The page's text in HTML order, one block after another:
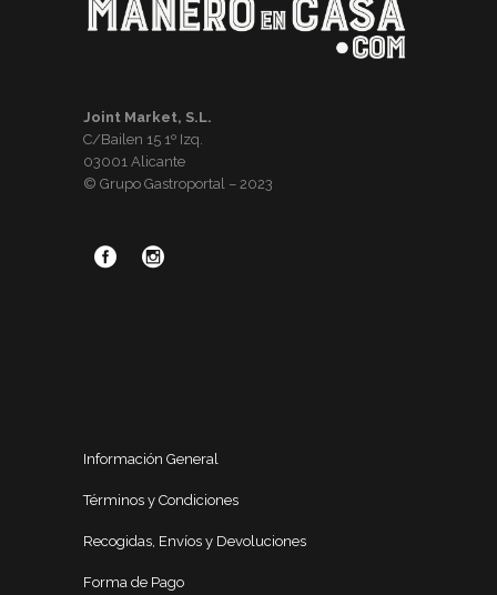
Joint Market, S.L.
C/Bailen 15 1º Izq.
03001 Alicante
© Grupo Gastroportal – 2023
Información General
Términos y Condiciones
Recogidas, Envíos y Devoluciones
Forma de Pago